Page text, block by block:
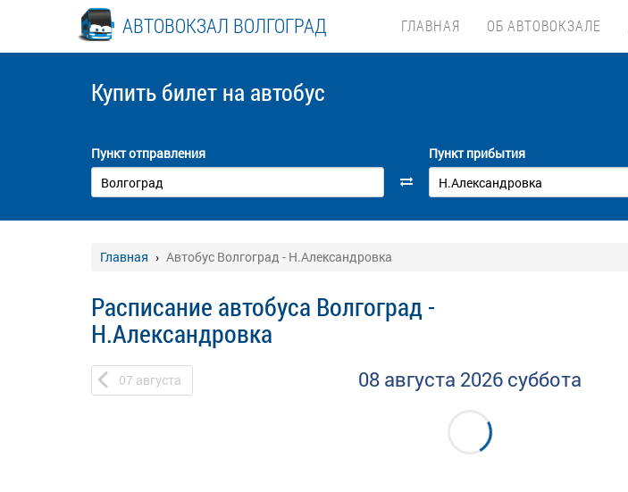
АВТОВОКЗАЛ ВОЛГОГРАД ГЛАВНАЯ ОБ АВТОВОКЗАЛЕ
Купить билет на автобус
Пункт отправления Пункт прибытия
Главная Автобус Волгоград - Н.Александровка
Расписание автобуса Волгоград -
Н.Александровка
07 августа 08 августа 2026 суббота